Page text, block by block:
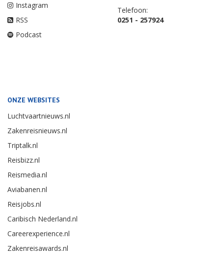
Instagram
RSS
Podcast
Telefoon:
0251 - 257924
ONZE WEBSITES
Luchtvaartnieuws.nl
Zakenreisnieuws.nl
Triptalk.nl
Reisbizz.nl
Reismedia.nl
Aviabanen.nl
Reisjobs.nl
Caribisch Nederland.nl
Careerexperience.nl
Zakenreisawards.nl